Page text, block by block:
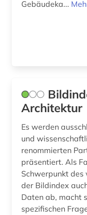
englisch (1)
fachliteratur (1)
fallstudie (1)
fernsehen (1)
fid asien (1)
Gebäudeka...
Architektur
Es werden
und
renommierten
präsentiert. Als
Schwerpunkt des
der Bildindex
Daten ab, macht
spezifischen